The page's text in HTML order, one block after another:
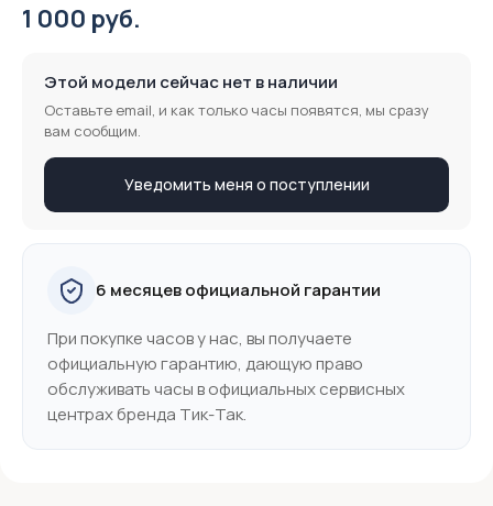
1 000 руб.
Этой модели сейчас нет в наличии
Оставьте email, и как только часы появятся, мы сразу
вам сообщим.
Уведомить меня о поступлении
6 месяцев официальной гарантии
При покупке часов у нас, вы получаете
официальную гарантию, дающую право
обслуживать часы в официальных сервисных
центрах бренда Тик-Так.